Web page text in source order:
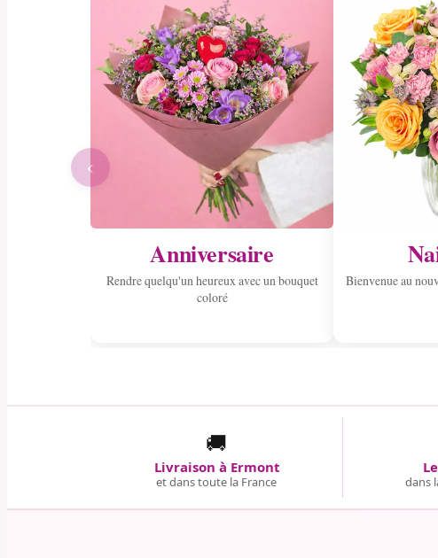
Anniversaire
Rendre quelqu'un heureux avec un bouquet
coloré
Bienvenue au
‹
🚚
Livraison à Ermont
et dans toute la France dans